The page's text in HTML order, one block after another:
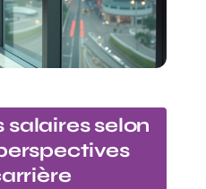
selon